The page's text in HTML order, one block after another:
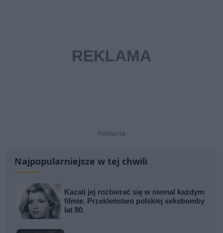
Najpopularniejsze w tej chwili
Kazali jej rozbierać się w niemal każdym
filmie. Przekleństwo polskiej seksbomby
lat 80.